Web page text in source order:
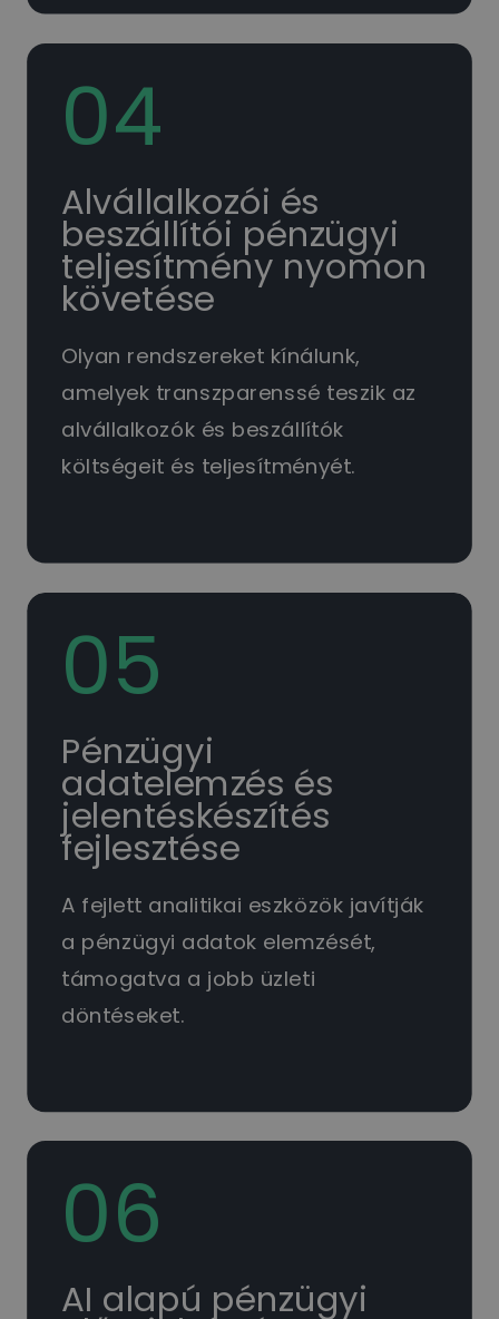
04
Alvállalkozói és
beszállítói pénzügyi
teljesítmény nyomon
követése
Olyan rendszereket kínálunk,
amelyek transzparenssé teszik az
alvállalkozók és beszállítók
költségeit és teljesítményét.
05
Pénzügyi
adatelemzés és
jelentéskészítés
fejlesztése
A fejlett analitikai eszközök javítják
a pénzügyi adatok elemzését,
támogatva a jobb üzleti
döntéseket.
06
AI alapú pénzügyi